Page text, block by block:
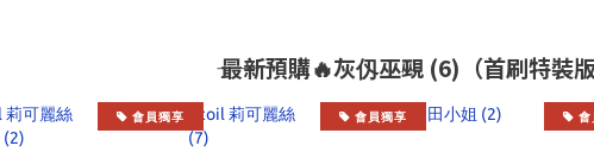
―― 最新預購🔥灰仭巫覡 (6)（首刷特裝
會員獨享 會員獨享 會